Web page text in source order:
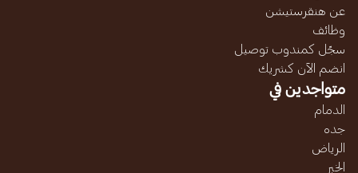
عن هنقرستيشن
وظائف
سجّل كمندوب توصيل
انضم الآن كشريك
متواجدين في
الدمام
جده
الرياض
الخبر